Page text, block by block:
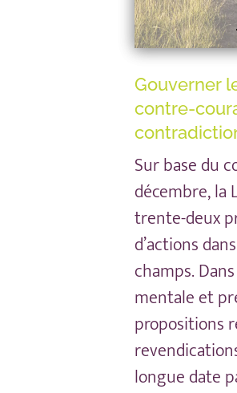
Gouverner
contre-
Sur base du
décembre, la
trente-deux
d’actions
champs.
mentale et
propositions
longue date